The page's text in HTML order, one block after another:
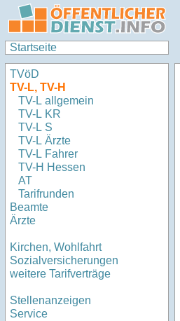
Startseite
TVöD
TV-L, TV-H
TV-L allgemein
TV-L KR
TV-L S
TV-L Ärzte
TV-L Fahrer
TV-H Hessen
AT
Tarifrunden
Beamte
Ärzte
Kirchen, Wohlfahrt
Sozialversicherungen
weitere Tarifverträge
Stellenanzeigen
Service